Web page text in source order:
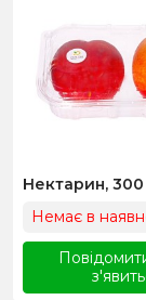
Нектарин, 300
Немає в